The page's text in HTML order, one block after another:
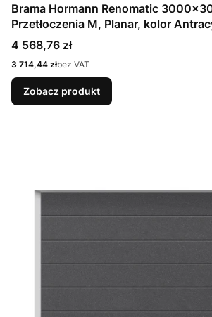
Brama Hormann Renomatic
Przetłoczenia M, Planar, kolor
Matt deluxe + Prowadzenie N
Cena
4 568,76 zł
Cena
3 714,44 złbez VAT
Zobacz produkt